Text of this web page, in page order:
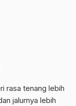
rasa tenang lebih
jalurnya lebih